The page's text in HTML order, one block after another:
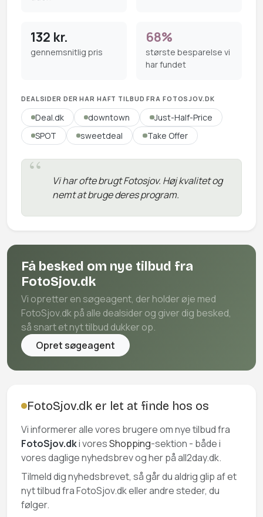
132 kr.
gennemsnitlig pris
68%
største besparelse vi
har fundet
DEALSIDER DER HAR HAFT TILBUD FRA FOTOSJOV.DK
Deal.dk downtown
Just-Half-Price
SPOT
sweetdeal Take Offer
Vi har ofte brugt Fotosjov. Høj kvalitet og
nemt at bruge deres program.
Få besked om nye tilbud fra
FotoSjov.dk
Vi opretter en søgeagent, der holder øje med
FotoSjov.dk på alle dealsider og giver dig besked,
så snart et nyt tilbud dukker op.
Opret søgeagent
FotoSjov.dk er let at finde hos os
Vi informerer alle vores brugere om nye tilbud fra
FotoSjov.dki voresShopping-sektion - både i
vores daglige nyhedsbrev og her på all2day.dk.
Tilmeld dig nyhedsbrevet, så går du aldrig glip af et
nyt tilbud fra FotoSjov.dk eller andre steder, du
følger.